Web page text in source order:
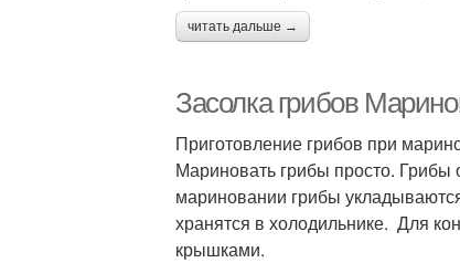
читать дальше →
Засолка грибов
Приготовление грибов при
Мариновать грибы просто. Грибы
мариновании грибы
хранятся в холодильнике. Для
крышками.